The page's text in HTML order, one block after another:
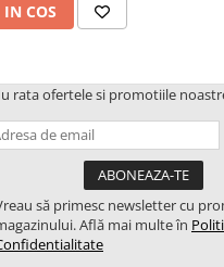
COS
rata ofertele si promotiile
să primesc newsletter cu
Află mai multe în